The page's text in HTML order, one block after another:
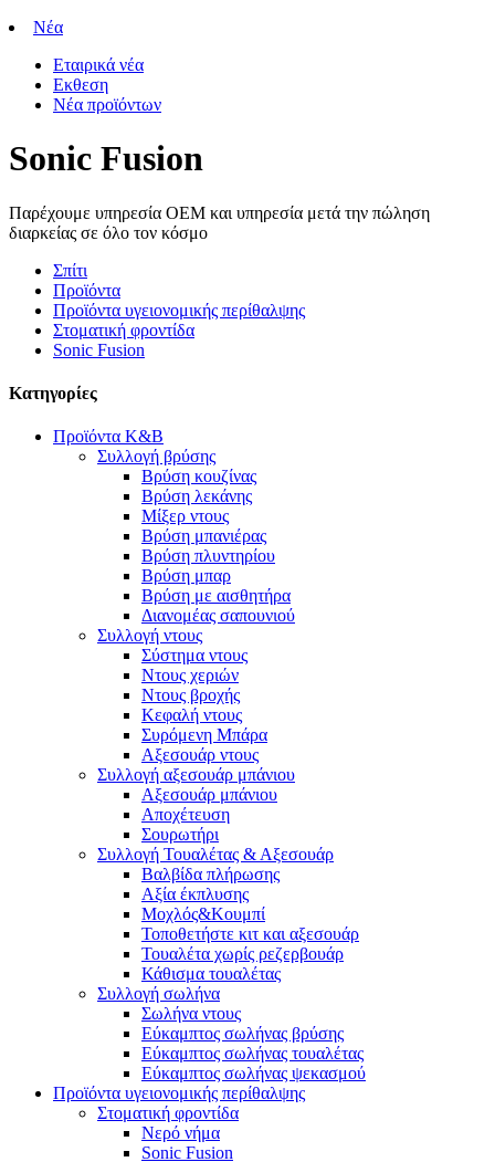
Νέα
Εταιρικά νέα
Εκθεση
Νέα προϊόντων
Sonic Fusion
Παρέχουμε υπηρεσία OEM και υπηρεσία μετά την πώληση
διαρκείας σε όλο τον κόσμο
Σπίτι
Προϊόντα
Προϊόντα υγειονομικής περίθαλψης
Στοματική φροντίδα
Sonic Fusion
Κατηγορίες
Προϊόντα K&B
Συλλογή βρύσης
Βρύση κουζίνας
Βρύση λεκάνης
Μίξερ ντους
Βρύση μπανιέρας
Βρύση πλυντηρίου
Βρύση μπαρ
Βρύση με αισθητήρα
Διανομέας σαπουνιού
Συλλογή ντους
Σύστημα ντους
Ντους χεριών
Ντους βροχής
Κεφαλή ντους
Συρόμενη Μπάρα
Αξεσουάρ ντους
Συλλογή αξεσουάρ μπάνιου
Αξεσουάρ μπάνιου
Αποχέτευση
Σουρωτήρι
Συλλογή Τουαλέτας & Αξεσουάρ
Βαλβίδα πλήρωσης
Αξία έκπλυσης
Μοχλός&Κουμπί
Τοποθετήστε κιτ και αξεσουάρ
Τουαλέτα χωρίς ρεζερβουάρ
Κάθισμα τουαλέτας
Συλλογή σωλήνα
Σωλήνα ντους
Εύκαμπτος σωλήνας βρύσης
Εύκαμπτος σωλήνας τουαλέτας
Εύκαμπτος σωλήνας ψεκασμού
Προϊόντα υγειονομικής περίθαλψης
Στοματική φροντίδα
Νερό νήμα
Sonic Fusion